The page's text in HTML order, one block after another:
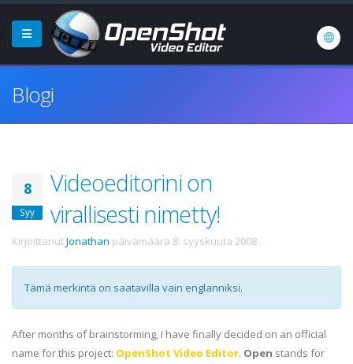
Blogi
8
Syy
Videoeditorini on
virallisesti nimetty!
KirjoittanutJonathan päivämäärä 8. syyskuuta 2008 .
Tämä merkintä on saatavilla vain englanniksi.
After months of brainstorming, I have finally decided on an official
name for this project: OpenShot Video Editor. Open stands for